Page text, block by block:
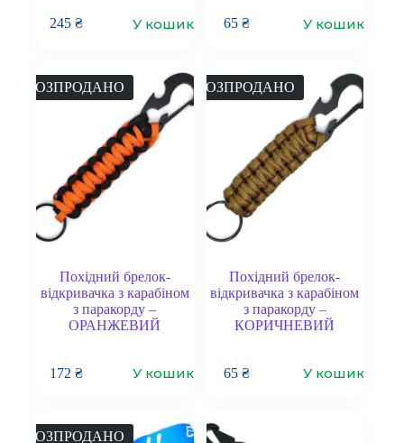
245₴ У кошик 65 ₴ У кошик
РОЗПРОДАНО
Похідний брелок-
відкривачка з карабіном
з паракорду –
ОРАНЖЕВИЙ
172₴ У кошик
РОЗПРОДАНО
Похідний брелок-
відкривачка з карабіном
з паракорду –
КОРИЧНЕВИЙ
65 ₴ У кошик
РОЗПРОДАНО